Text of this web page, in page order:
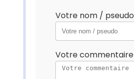
Votre nom / pseudo
Votre commentaire